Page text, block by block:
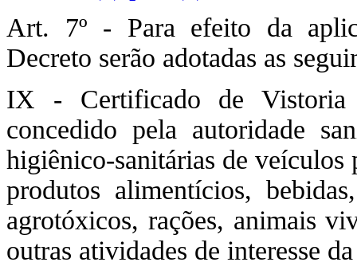
Art. 7º - Para efeito da
Decreto serão adotadas as
IX - Certificado de
concedido pela autoridade
higiênico-sanitárias de veículos
produtos alimentícios,
agrotóxicos, rações, animais
outras atividades de interesse